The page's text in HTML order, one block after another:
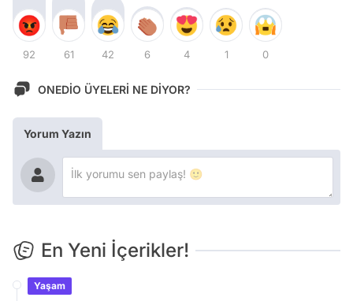
92 61 42 6 4 1 0
ONEDİO ÜYELERİ NE DİYOR?
Yorum Yazın
En Yeni İçerikler!
Yaşam